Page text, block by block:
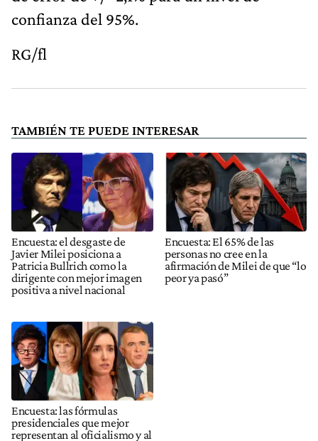
confianza del 95%.
RG/fl
TAMBIÉN TE PUEDE INTERESAR
Encuesta: el desgaste de
Javier Milei posiciona a
Patricia Bullrich como la
dirigente con mejor imagen
positiva a nivel nacional
Encuesta: El 65% de las
personas no cree en la
afirmación de Milei de que “lo
peor ya pasó”
Encuesta: las fórmulas
presidenciales que mejor
representan al oficialismo y al